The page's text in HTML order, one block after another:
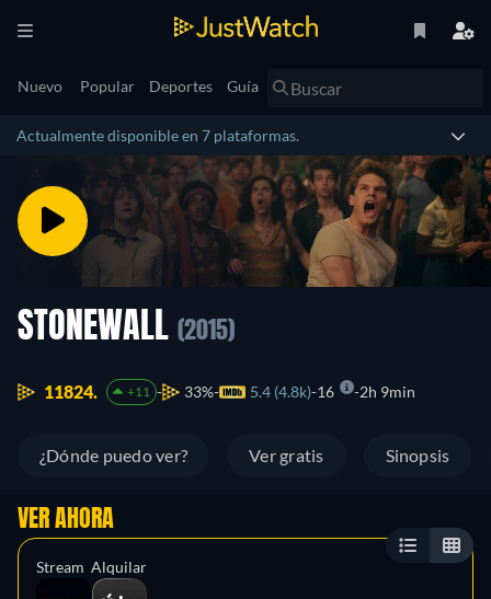
Nuevo Popular Deportes Guía
Actualmente disponible en 7 plataformas.
STONEWALL (2015)
11824. +11 33% 5.4 (4.8k) 16 2h 9min
¿Dónde puedo ver? Ver gratis Sinopsis
VER AHORA
Stream Alquilar